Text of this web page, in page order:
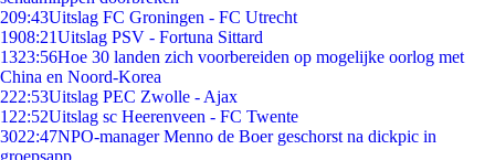
209:43Uitslag FC Groningen - FC Utrecht
1908:21Uitslag PSV - Fortuna Sittard
1323:56Hoe 30 landen zich voorbereiden op mogelijke oorlog met
China en Noord-Korea
222:53Uitslag PEC Zwolle - Ajax
1 22:52Uitslag sc Heerenveen - FC Twente
3022:47NPO-manager Menno de Boer geschorst na dickpic in
groepsapp